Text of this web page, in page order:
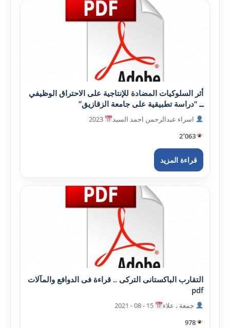
أثر السلوکيات المضادة للإنتاجية على الاحتراق الوظيفي
ــ “دراسة تطبيقية على جامعة الزقازيق”
اسراء عبدالرحمن احمد السيد
2٬063
قراءة المزيد
التقارب الباکستانى الترکى .. قراءة فى الدوافع والمآلات
pdf
جمعة ، علاء
978